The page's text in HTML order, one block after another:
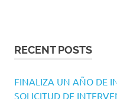
RECENT POSTS
FINALIZA UN AÑO DE
SOLICITUD DE